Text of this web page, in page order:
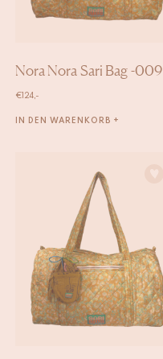
Nora Nora Sari Bag -009
€ 124,-
IN DEN WARENKORB +